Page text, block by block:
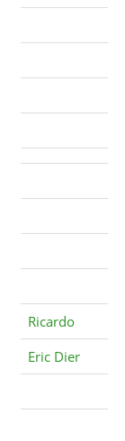
Ricardo
Eric Dier